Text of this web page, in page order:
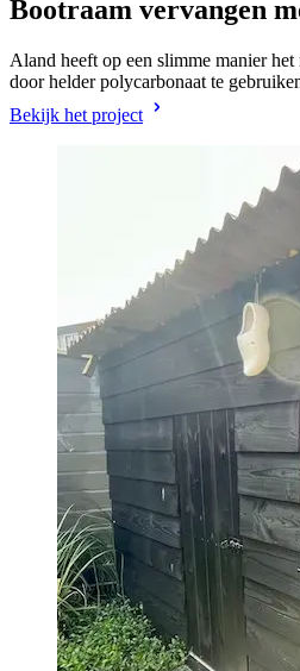
Bootraam vervangen
Aland heeft op een slimme manier
door helder polycarbonaat te
Bekijk het project